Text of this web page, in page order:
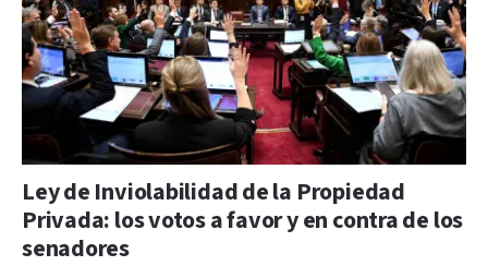
Ley de Inviolabilidad de la Propiedad
Privada: los votos a favor y en contra de los
senadores